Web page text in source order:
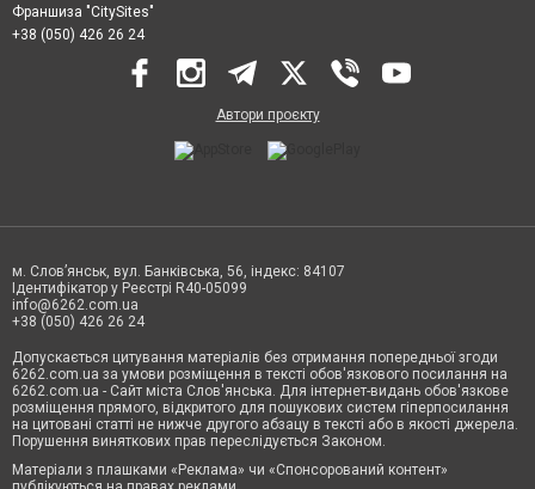
Франшиза "CitySites"
+38 (050) 426 26 24
Автори проєкту
м. Слов’янськ, вул. Банківська, 56, індекс: 84107
Ідентифікатор у Реєстрі R40-05099
info@6262.com.ua
+38 (050) 426 26 24
Допускається цитування матеріалів без отримання попередньої згоди
6262.com.ua за умови розміщення в тексті обов'язкового посилання на
6262.com.ua - Сайт міста Слов'янська. Для інтернет-видань обов'язкове
розміщення прямого, відкритого для пошукових систем гіперпосилання
на цитовані статті не нижче другого абзацу в тексті або в якості джерела.
Порушення виняткових прав переслідується Законом.
Матеріали з плашками «Реклама» чи «Спонсорований контент»